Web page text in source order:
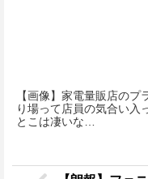
【画像】家電量販店のプ
り場って店員の気合い入
とこは凄いな…